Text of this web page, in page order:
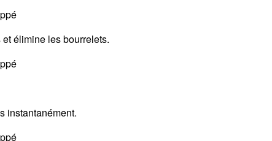
élimine les bourrelets.
instantanément.